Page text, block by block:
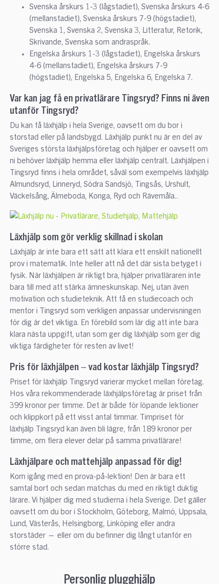
Svenska årskurs 1-3 (lågstadiet), Svenska årskurs 4-6
(mellanstadiet), Svenska årskurs 7-9 (högstadiet),
Svenska 1, Svenska 2, Svenska 3, Litteratur, Retorik,
Skrivande, Svenska som andraspråk.
Engelska årskurs 1-3 (lågstadiet), Engelska årskurs
4-6 (mellanstadiet), Engelska årskurs 7-9
(högstadiet), Engelska 5, Engelska 6, Engelska 7.
Var kan jag få en privatlärare Tingsryd? Finns ni även
utanför Tingsryd?
Du kan få läxhjälp i hela Sverige, oavsett om du bor i
storstad eller på landsbygd. Läxhjälp punkt nu är en del av
Sveriges största läxhjälpsföretag och hjälper er oavsett om
ni behöver läxhjälp hemma eller läxhjälp centralt. Läxhjälpen i
Tingsryd finns i hela området, såväl som exempelvis läxhjälp
Almundsryd, Linneryd, Södra Sandsjö, Tingsås, Urshult,
Väckelsång, Älmeboda, Konga, Ryd och Rävemåla..
Läxhjälp som gör verklig skillnad i skolan
Läxhjälp är inte bara ett sätt att klara ett enskilt nationellt
prov i matematik. Inte heller att nå det där sista betyget i
fysik. När läxhjälpen är riktigt bra, hjälper privatläraren inte
bara till med att stärka ämneskunskap. Nej, utan även
motivation och studieteknik. Att få en studiecoach och
mentor i Tingsryd som verkligen anpassar undervisningen
för dig är det viktiga. En förebild som lär dig att inte bara
klara nästa uppgift, utan som ger dig läxhjälp som ger dig
viktiga färdigheter för resten av livet!
Pris för läxhjälpen – vad kostar läxhjälp Tingsryd?
Priset för läxhjälp Tingsryd varierar mycket mellan företag.
Hos våra rekommenderade läxhjälpsföretag är priset från
399 kronor per timme. Det är både för löpande lektioner
och klippkort på ett visst antal timmar. Timpriset för
läxhjälp Tingsryd kan även bli lägre, från 189 kronor per
timme, om flera elever delar på samma privatlärare!
Läxhjälpare och mattehjälp anpassad för dig!
Kom igång med en prova-på-lektion! Den är bara ett
samtal bort och sedan matchas du med en riktigt duktig
lärare. Vi hjälper dig med studierna i hela Sverige. Det gäller
oavsett om du bor i Stockholm, Göteborg, Malmö, Uppsala,
Lund, Västerås, Helsingborg, Linköping eller andra
storstäder — eller om du befinner dig långt utanför en
större stad.
Personlig plugghjälp